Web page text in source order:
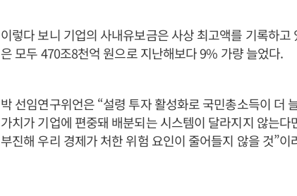
이렇다 보니 기업의 사내유보금은 사상 최고액를 기록하
은 모두 470조8천억 원으로 지난해보다 9% 가량 늘었다.
박 선임연구위언은 “설령 투자 활성화로 국민총소득이 더
가치가 기업에 편중돼 배분되는 시스템이 달라지지 않는
부진해 우리 경제가 처한 위험 요인이 줄어들지 않을 것”이